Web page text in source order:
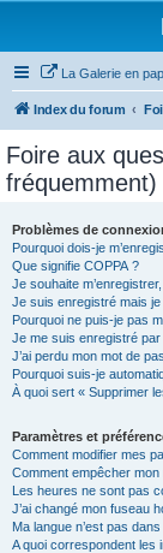
La Galerie en
Index du forum
Foire aux
fréquemment)
Problèmes de
Pourquoi dois-je
Que signifie COPPA ?
Je souhaite
Je suis enregistré mais
Pourquoi ne puis-je pas
Je me suis enregistré
J’ai perdu mon mot de
Pourquoi suis-je
À quoi sert « Supprimer
Paramètres et
Comment modifier mes
Comment empêcher
Les heures ne sont pas
J’ai changé mon fuseau
Ma langue n’est pas
A quoi correspondent les